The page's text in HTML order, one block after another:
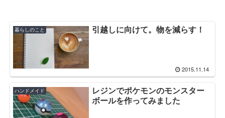
暮らしのこと 引越しに向けて。物を減らす！
2015.11.14
ハンドメイド
レジンでポケモンのモンスター
ボールを作ってみました